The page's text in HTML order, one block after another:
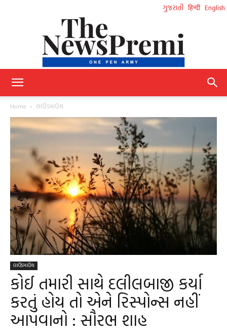
ગુજરાતી हिन्दी English
Gujarati
Home લાઉડમાઉથ
લાઉડમાઉથ
કોઈ તમારી સાથે દલીલબાજી કર્યા
કરતું હોય તો એને રિસ્પોન્સ નહીં
આપવાનો : સૌરભ શાહ